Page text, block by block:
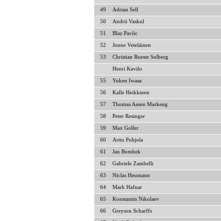
49 Adrian Sell
50 Andrii Vaskul
51 Blaz Pavlic
52 Jonne Veteläinen
53 Christian Roeste Solberg
Henri Kavilo
55 Yuken Iwasa
56 Kalle Heikkinen
57 Thomas Aasen Markeng
58 Peter Resinger
59 Max Goller
60 Arttu Pohjola
61 Jan Bombek
62 Gabriele Zambelli
63 Niclas Heumann
64 Mark Hafnar
65 Konstantin Nikolaev
66 Greyson Scharffs